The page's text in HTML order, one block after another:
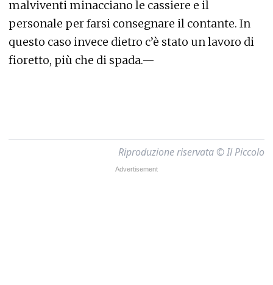
malviventi minacciano le cassiere e il
personale per farsi consegnare il contante. In
questo caso invece dietro c’è stato un lavoro di
fioretto, più che di spada.—
Riproduzione riservata © Il Piccolo